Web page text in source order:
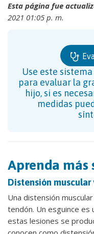
Esta página fue
2021 01:05 p. m.
Use este
para evaluar la
hijo, si es
medidas
Aprenda más
Distensión
Una distensión
tendón. Un esguince es
estas lesiones se